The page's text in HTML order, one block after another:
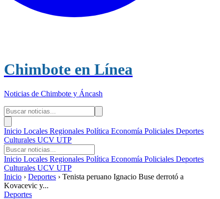
Chimbote en Línea
Noticias de Chimbote y Áncash
Inicio Locales Regionales Política Economía Policiales Deportes
Culturales UCV UTP
Inicio Locales Regionales Política Economía Policiales Deportes
Culturales UCV UTP
Inicio › Deportes › Tenista peruano Ignacio Buse derrotó a
Kovacevic y...
Deportes